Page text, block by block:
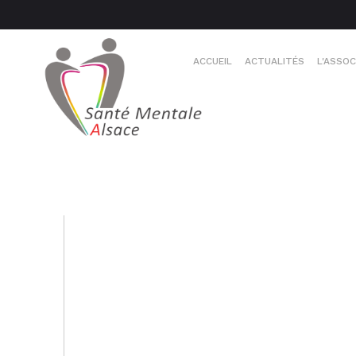
ACCUEIL ACTUALITÉS